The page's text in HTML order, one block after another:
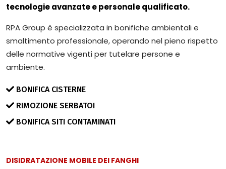
tecnologie avanzate e personale qualificato.
RPA Group è specializzata in bonifiche ambientali e
smaltimento professionale, operando nel pieno rispetto
delle normative vigenti per tutelare persone e
ambiente.
BONIFICA CISTERNE
RIMOZIONE SERBATOI
BONIFICA SITI CONTAMINATI
DISIDRATAZIONE MOBILE DEI FANGHI